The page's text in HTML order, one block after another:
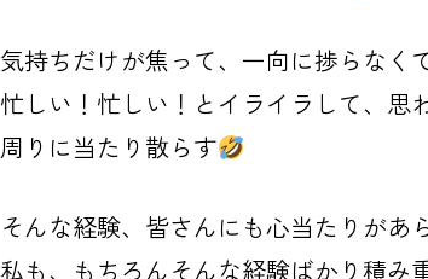
気持ちだけが焦って、一向に捗らなく
忙しい！忙しい！とイライラして、思
周りに当たり散らす
そんな経験、皆さんにも心当たりがあ
私も、もちろんそんな経験ばかり積み